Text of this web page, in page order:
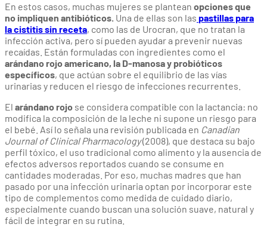
En estos casos, muchas mujeres se plantean opciones que
no impliquen antibióticos. Una de ellas son las pastillas para
la cistitis sin receta, como las de Urocran, que no tratan la
infección activa, pero sí pueden ayudar a prevenir nuevas
recaídas. Están formuladas con ingredientes como el
arándano rojo americano, la D-manosa y probióticos
específicos, que actúan sobre el equilibrio de las vías
urinarias y reducen el riesgo de infecciones recurrentes.
El arándano rojo se considera compatible con la lactancia: no
modifica la composición de la leche ni supone un riesgo para
el bebé. Así lo señala una revisión publicada en Canadian
Journal of Clinical Pharmacology(2008), que destaca su bajo
perfil tóxico, el uso tradicional como alimento y la ausencia de
efectos adversos reportados cuando se consume en
cantidades moderadas. Por eso, muchas madres que han
pasado por una infección urinaria optan por incorporar este
tipo de complementos como medida de cuidado diario,
especialmente cuando buscan una solución suave, natural y
fácil de integrar en su rutina.